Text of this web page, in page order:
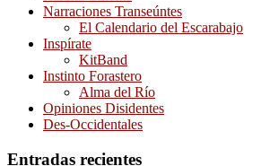
Narraciones Transeúntes
El Calendario del Escarabajo
Inspírate
KitBand
Instinto Forastero
Alma del Río
Opiniones Disidentes
Des-Occidentales
Entradas recientes